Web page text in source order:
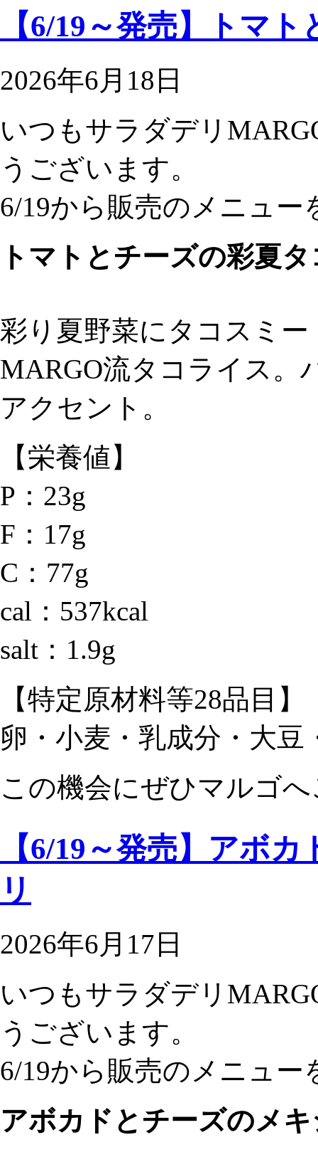
【6/19～発売】トマ
2026年6月18日
いつもサラダデリ
うございます。
6/19から販売のメニュー
トマトとチーズの彩夏
彩り夏野菜にタコスミ
MARGO流タコライス。
アクセント。
【栄養値】
P：23g
F：17g
C：77g
cal：537kcal
salt：1.9g
【特定原材料等28品目】
卵・小麦・乳成分・大豆
この機会にぜひマルゴ
【6/19～発売】アボ
リ
2026年6月17日
いつもサラダデリ
うございます。
6/19から販売のメニュー
アボカドとチーズのメ